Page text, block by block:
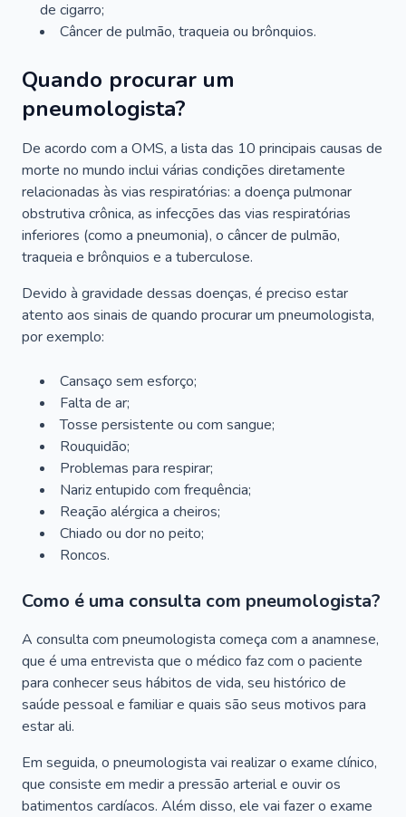
de cigarro;
Câncer de pulmão, traqueia ou brônquios.
Quando procurar um
pneumologista?
De acordo com a OMS, a lista das 10 principais causas de
morte no mundo inclui várias condições diretamente
relacionadas às vias respiratórias: a doença pulmonar
obstrutiva crônica, as infecções das vias respiratórias
inferiores (como a pneumonia), o câncer de pulmão,
traqueia e brônquios e a tuberculose.
Devido à gravidade dessas doenças, é preciso estar
atento aos sinais de quando procurar um pneumologista,
por exemplo:
Cansaço sem esforço;
Falta de ar;
Tosse persistente ou com sangue;
Rouquidão;
Problemas para respirar;
Nariz entupido com frequência;
Reação alérgica a cheiros;
Chiado ou dor no peito;
Roncos.
Como é uma consulta com pneumologista?
A consulta com pneumologista começa com a anamnese,
que é uma entrevista que o médico faz com o paciente
para conhecer seus hábitos de vida, seu histórico de
saúde pessoal e familiar e quais são seus motivos para
estar ali.
Em seguida, o pneumologista vai realizar o exame clínico,
que consiste em medir a pressão arterial e ouvir os
batimentos cardíacos. Além disso, ele vai fazer o exame